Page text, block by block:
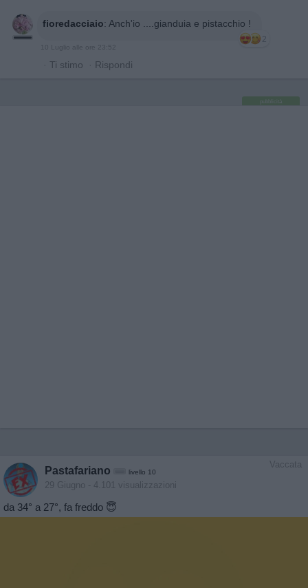
fioredacciaio: Anch'io ....gianduia e pistacchio !
2
· Ti stimo · Rispondi
pubblicità
Vaccata
Pastafariano livello 10
29 Giugno - 4.101 visualizzazioni
da 34° a 27°, fa freddo 😇